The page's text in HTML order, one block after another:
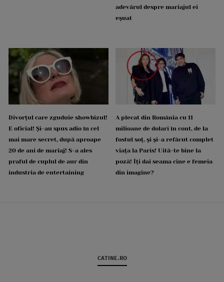
adevărul despre mariajul ei
eșuat
Divorțul care zguduie showbizul!
E oficial! Și-au spus adio în cel
mai mare secret, după aproape
20 de ani de mariaj! S-a ales
praful de cuplul de aur din
industria de entertaining
A plecat din România cu 11
milioane de dolari în cont, de la
fostul soț, și și-a refăcut complet
viața la Paris! Uită-te bine la
poză! Îți dai seama cine e femeia
din imagine?
CATINE.RO